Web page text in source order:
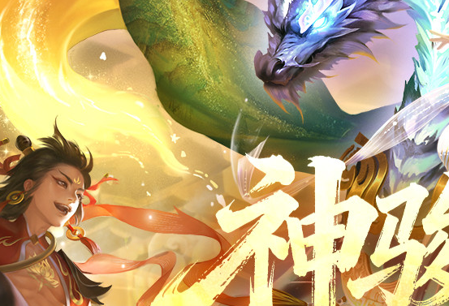
我的足迹： 新大话3免费版